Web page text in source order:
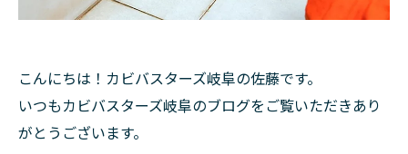
こんにちは！カビバスターズ岐阜の佐藤です。
いつもカビバスターズ岐阜のブログをご覧いただきあり
がとうございます。